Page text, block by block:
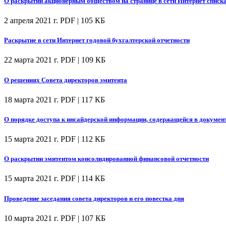
2 апреля 2021 г. PDF | 105 КБ
Раскрытие в сети Интернет годовой бухгалтерской отчетности
22 марта 2021 г. PDF | 109 КБ
О решениях Совета директоров эмитента
18 марта 2021 г. PDF | 117 КБ
О порядке доступа к инсайдерской информации, содержащейся в
15 марта 2021 г. PDF | 112 КБ
О раскрытии эмитентом консолидированной финансовой отчетности
15 марта 2021 г. PDF | 114 КБ
Проведение заседания совета директоров и его повестка дня
10 марта 2021 г. PDF | 107 КБ